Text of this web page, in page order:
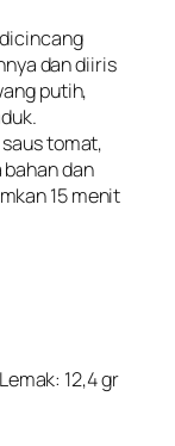
dan diiris
putih,
tomat,
dan
15 menit
12,4 gr